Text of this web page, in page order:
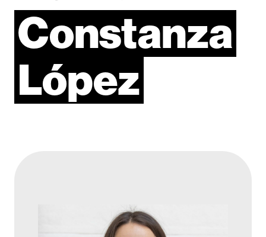
Constanza
López